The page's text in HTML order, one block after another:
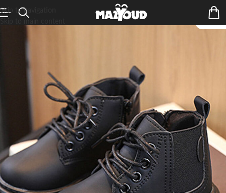
Skip to navigation